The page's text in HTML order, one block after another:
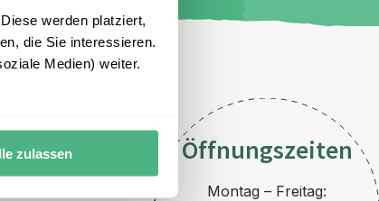
werden platziert,
die Sie interessieren.
Medien) weiter.
zulassen
E-Mail
Öffnungszeiten
Montag – Freitag: